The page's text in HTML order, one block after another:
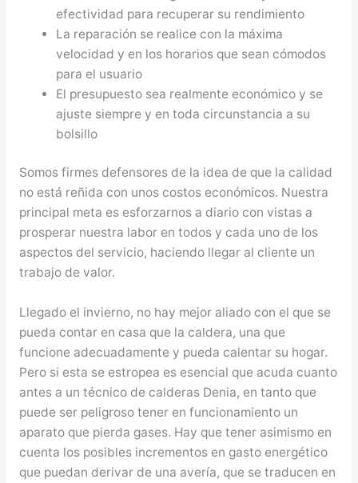
efectividad para recuperar su rendimiento
La reparación se realice con la máxima
velocidad y en los horarios que sean cómodos
para el usuario
El presupuesto sea realmente económico y se
ajuste siempre y en toda circunstancia a su
bolsillo
Somos firmes defensores de la idea de que la calidad
no está reñida con unos costos económicos. Nuestra
principal meta es esforzarnos a diario con vistas a
prosperar nuestra labor en todos y cada uno de los
aspectos del servicio, haciendo llegar al cliente un
trabajo de valor.
Llegado el invierno, no hay mejor aliado con el que se
pueda contar en casa que la caldera, una que
funcione adecuadamente y pueda calentar su hogar.
Pero si esta se estropea es esencial que acuda cuanto
antes a un técnico de calderas Denia, en tanto que
puede ser peligroso tener en funcionamiento un
aparato que pierda gases. Hay que tener asimismo en
cuenta los posibles incrementos en gasto energético
que puedan derivar de una avería, que se traducen en